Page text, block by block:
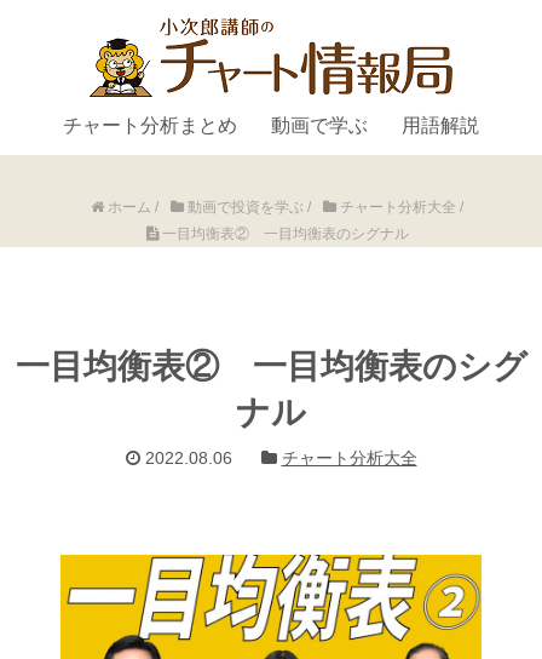
チャート分析まとめ 動画で学ぶ 用語解説
ホーム / 動画で投資を学ぶ / チャート分析大全 /
一目均衡表② 一目均衡表のシグナル
一目均衡表② 一目均衡表のシグ
ナル
2022.08.06 チャート分析大全